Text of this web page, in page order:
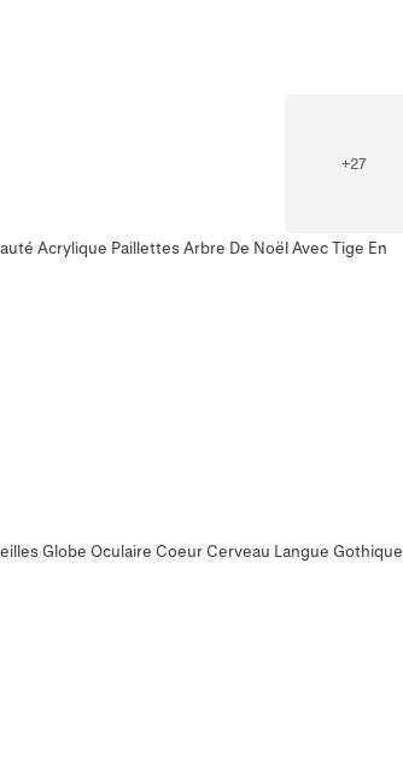
+27
Acrylique Paillettes Arbre De Noël Avec Tige En
Globe Oculaire Coeur Cerveau Langue Gothique